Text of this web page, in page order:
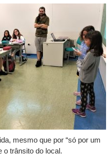
mesmo que por “só por um
o trânsito do local.